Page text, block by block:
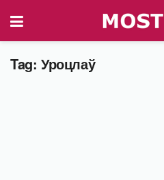
Tag: Уроцлаў